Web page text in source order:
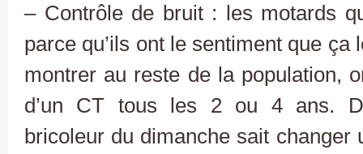
– Contrôle de bruit : les motards
parce qu’ils ont le sentiment que
montrer au reste de la population,
d’un CT tous les 2 ou 4 ans.
bricoleur du dimanche sait changer